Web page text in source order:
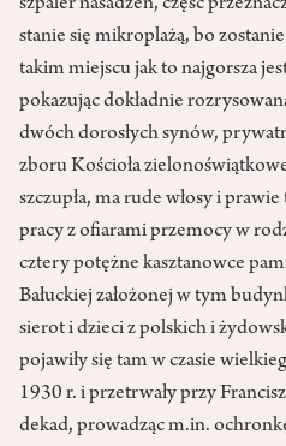
szpaler nasadzeń, część
stanie się mikroplażą, bo
takim miejscu jak to najgorsza
pokazując dokładnie
dwóch dorosłych synów,
zboru Kościoła
szczupła, ma rude włosy i
pracy z ofiarami przemocy w
cztery potężne kasztanowce
Bałuckiej założonej w tym
sierot i dzieci z polskich i
pojawiły się tam w czasie
1930 r. i przetrwały przy
dekad, prowadząc m.in.